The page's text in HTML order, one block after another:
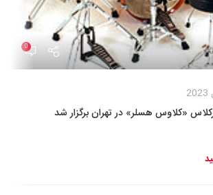
0
«کلاوس هسلر» در تهران برگزار شد